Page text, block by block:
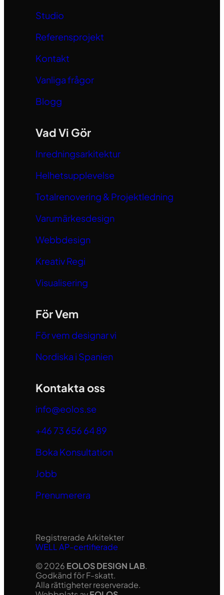
Studio
Referensprojekt
Kontakt
Vanliga frågor
Blogg
Vad Vi Gör
Inredningsarkitektur
Helhetsupplevelse
Totalrenovering & Projektledning
Varumärkesdesign
Webbdesign
Kreativ Regi
Visualisering
För Vem
För vem designar vi
Nordiska i Spanien
Kontakta oss
info@eolos.se
+46 73 656 64 89
Boka Konsultation
Jobb
Prenumerera
Registrerade Arkitekter
WELL AP-certifierade
© 2026 EOLOS DESIGN LAB.
Godkänd för F-skatt.
Alla rättigheter reserverade.